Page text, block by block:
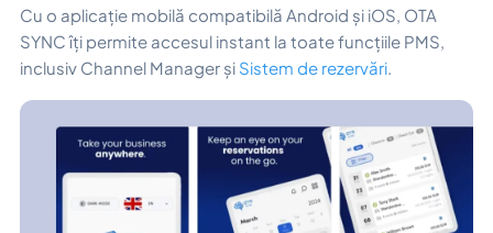
Cu o aplicație mobilă compatibilă Android și iOS, OTA
SYNC îți permite accesul instant la toate funcțiile PMS,
inclusiv Channel Manager și Sistem de rezervări.